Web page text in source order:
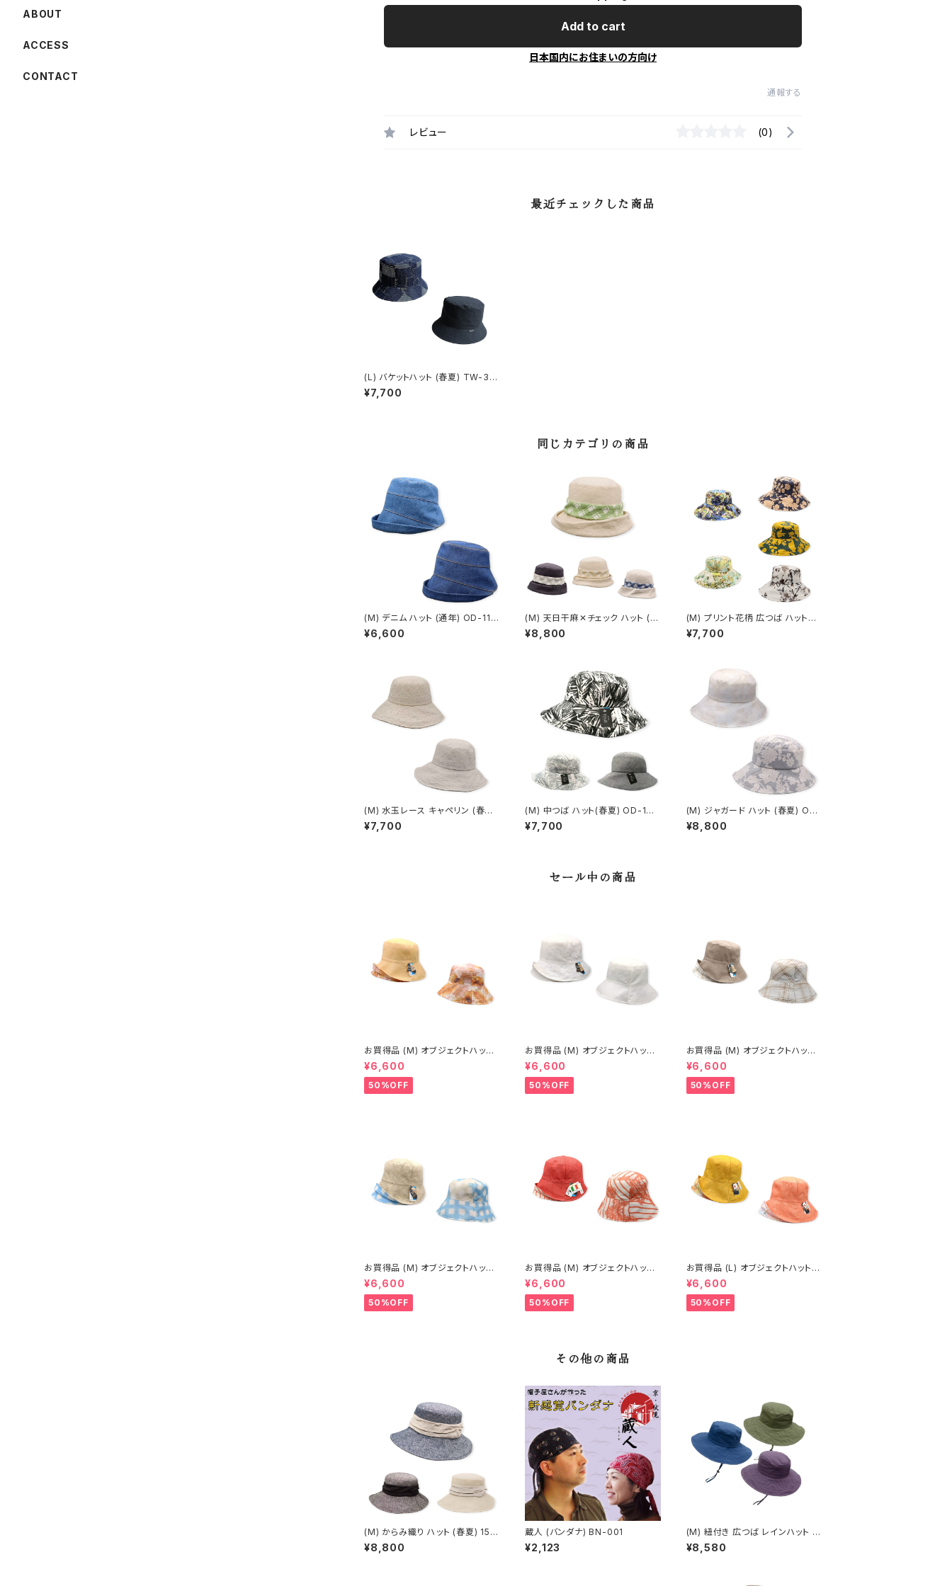
Add to cart
日本国内にお住まいの方向け
通報する
レビュー (0)
最近チェックした商品
(L) バケットハット (春夏) TW-30
1
¥7,700
同じカテゴリの商品
(M) デニム ハット (通年) OD-115
06
¥6,600
(M) 天日干麻✕チェック ハット (春
夏) OD-11301
¥8,800
(M) プリント花柄 広つば ハット
(春夏) ON-11501
¥7,700
(M) 水玉レース キャペリン (春夏)
OE -15311
¥7,700
(M) 中つば ハット(春夏) OD-133
02
¥7,700
(M) ジャガード ハット (春夏) OE-
15304
¥8,800
セール中の商品
お買得品 (M) オブジェクトハット
(春夏) 15-14503
¥6,600
50%OFF
お買得品 (M) オブジェクトハット
(春夏) 15-14414
¥6,600
50%OFF
お買得品 (M) オブジェクトハット
(春夏) 14-14502
¥6,600
50%OFF
お買得品 (M) オブジェクトハット
(春夏) 15-14406
¥6,600
50%OFF
お買得品 (M) オブジェクトハット
(春夏) 16-14402
¥6,600
50%OFF
お買得品 (L) オブジェクトハット
(春夏) 18-14502
¥6,600
50%OFF
その他の商品
(M) からみ織り ハット (春夏) 15-1
1505
¥8,800
蔵人 (バンダナ) BN-001
¥2,123
(M) 紐付き 広つば レインハット 1
6-19504
¥8,580
ABOUT
ACCESS
CONTACT